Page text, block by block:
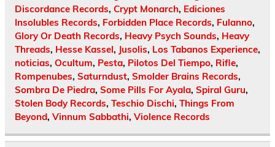
Discordance Records, Crypt Monarch, Ediciones
Insolubles Records, Forbidden Place Records, Fulanno,
Glory Or Death Records, Heavy Psych Sounds, Heavy
Threads, Hesse Kassel, Jusolis, Los Tabanos Experience,
noticias, Ocultum, Pesta, Pilotos Del Tiempo, Rifle,
Rompenubes, Saturndust, Smolder Brains Records,
Sombra De Piedra, Some Pills For Ayala, Spiral Guru,
Stolen Body Records, Teschio Dischi, Things From
Beyond, Vinnum Sabbathi, Violence Records